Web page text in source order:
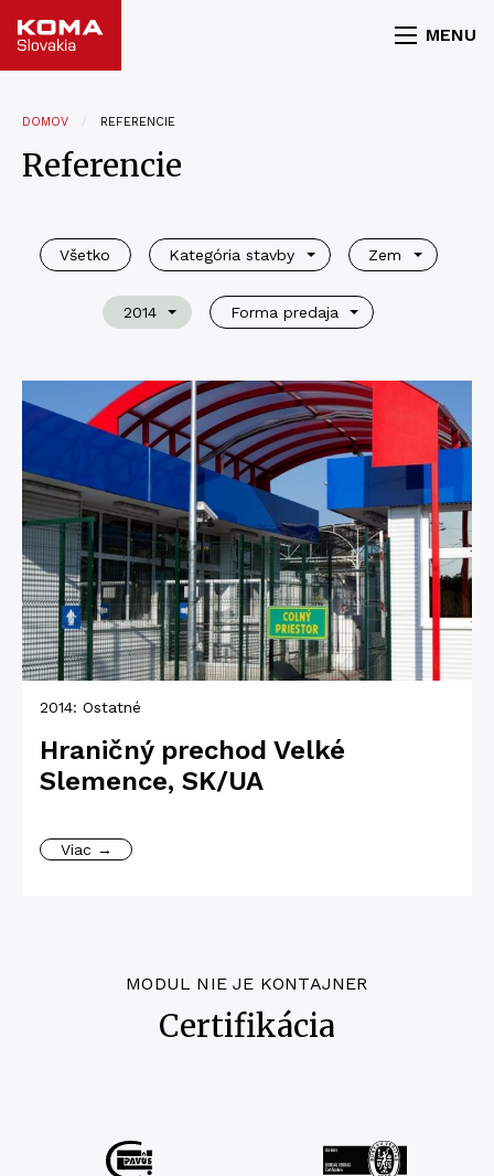
MENU
DOMOV REFERENCIE
Referencie
Všetko Kategória stavby Zem
2014 Forma predaja
2014: Ostatné
Hraničný prechod Velké
Slemence, SK/UA
Viac →
MODUL NIE JE KONTAJNER
Certifikácia